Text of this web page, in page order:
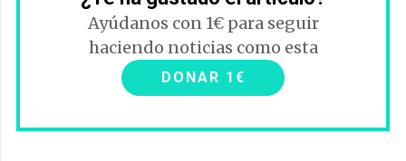
Ayúdanos con 1€ para seguir
haciendo noticias como esta
DONAR 1€